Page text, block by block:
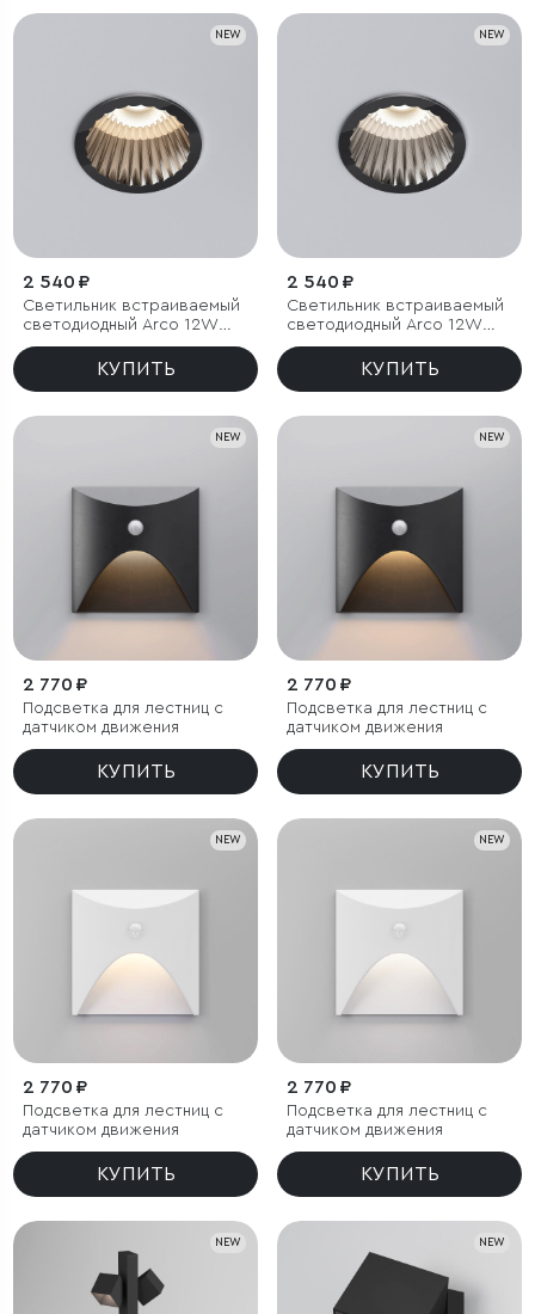
NEW
2 540 ₽
Светильник встраиваемый
светодиодный Arco 12W
3000K черный жемчуг IP44
КУПИТЬ
NEW
2 540 ₽
Светильник встраиваемый
светодиодный Arco 12W
4000K черный жемчуг IP44
КУПИТЬ
NEW
2 770 ₽
Подсветка для лестниц с
датчиком движения
КУПИТЬ
NEW
2 770 ₽
Подсветка для лестниц с
датчиком движения
КУПИТЬ
NEW
2 770 ₽
Подсветка для лестниц с
датчиком движения
КУПИТЬ
NEW
2 770 ₽
Подсветка для лестниц с
датчиком движения
КУПИТЬ
NEW NEW